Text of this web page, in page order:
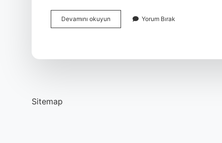
Devamını okuyun
Nasıl
Yorum Bırak
Sitemap